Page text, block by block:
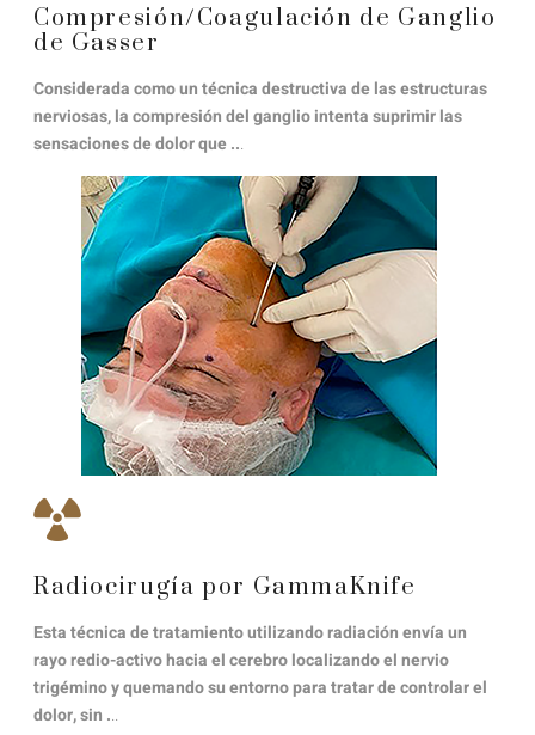
Compresión/Coagulación de Ganglio
de Gasser
Considerada como un técnica destructiva de las estructuras
nerviosas, la compresión del ganglio intenta suprimir las
sensaciones de dolor que ...
Radiocirugía por GammaKnife
Esta técnica de tratamiento utilizando radiación envía un
rayo redio-activo hacia el cerebro localizando el nervio
trigémino y quemando su entorno para tratar de controlar el
dolor, sin ...